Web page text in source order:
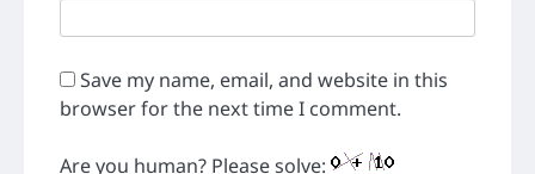
Save my name, email, and website in this
browser for the next time I comment.
Are you human? Please solve: